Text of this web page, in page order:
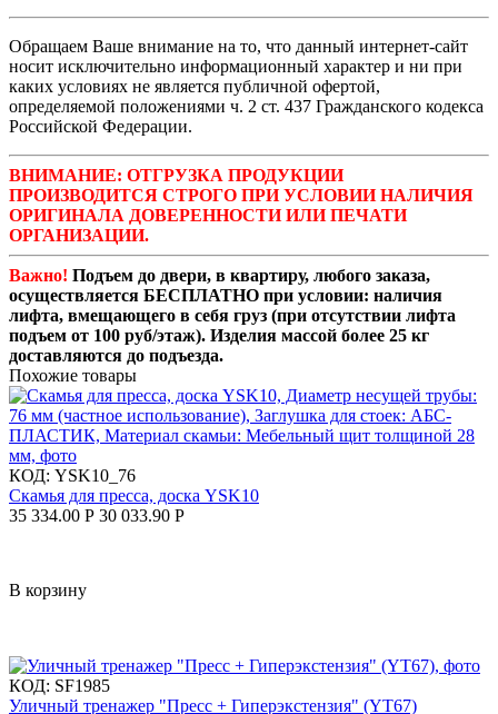
Обращаем Ваше внимание на то, что данный интернет-сайт
носит исключительно информационный характер и ни при
каких условиях не является публичной офертой,
определяемой положениями ч. 2 ст. 437 Гражданского кодекса
Российской Федерации.
ВНИМАНИЕ: ОТГРУЗКА ПРОДУКЦИИ
ПРОИЗВОДИТСЯ СТРОГО ПРИ УСЛОВИИ НАЛИЧИЯ
ОРИГИНАЛА ДОВЕРЕННОСТИ ИЛИ ПЕЧАТИ
ОРГАНИЗАЦИИ.
Важно! Подъем до двери, в квартиру, любого заказа,
осуществляется БЕСПЛАТНО при условии: наличия
лифта, вмещающего в себя груз (при отсутствии лифта
подъем от 100 руб/этаж). Изделия массой более 25 кг
доставляются до подъезда.
Похожие товары
КОД: YSK10_76
Скамья для пресса, доска YSK10
35 334.00 Р 30 033.90 Р
В корзину
КОД: SF1985
Уличный тренажер "Пресс + Гиперэкстензия" (YT67)